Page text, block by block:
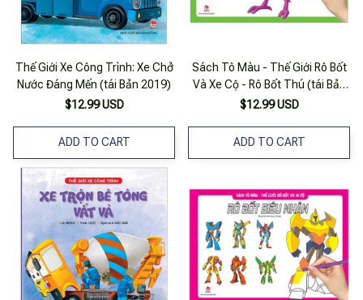
Thế Giới Xe Công Trình: Xe Chở
Nước Đáng Mến (tái Bản 2019)
$12.99 USD
ADD TO CART
Sách Tô Màu - Thế Giới Rô Bốt
Và Xe Cộ - Rô Bốt Thú (tái Bản
2018)
$12.99 USD
ADD TO CART